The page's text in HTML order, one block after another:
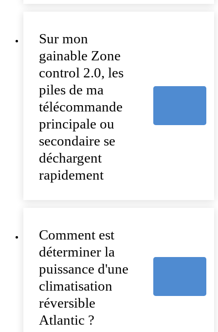
Sur mon
gainable Zone
control 2.0, les
piles de ma
télécommande
principale ou
secondaire se
déchargent
rapidement
Comment est
déterminer la
puissance d'une
climatisation
réversible
Atlantic ?